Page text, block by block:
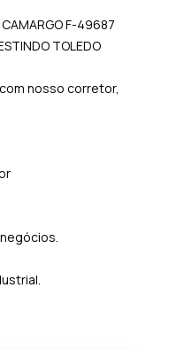
F-49687
TOLEDO
nosso corretor,